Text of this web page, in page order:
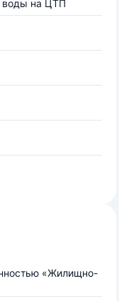
воды на ЦТП
«Жилищно-